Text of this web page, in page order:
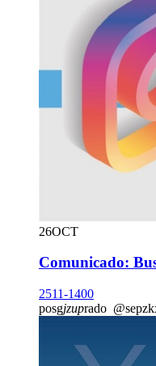
26OCT
Comunicado:
2511-1400
posgjzuprado @sep